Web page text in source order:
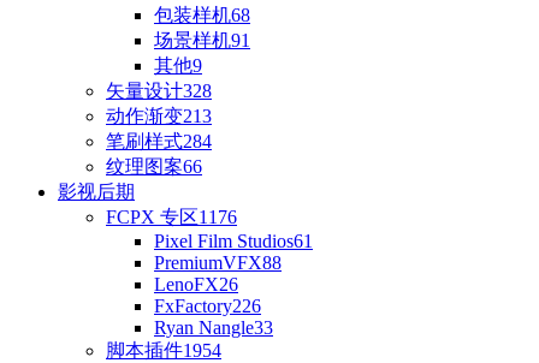
包装样机68
场景样机91
其他9
矢量设计328
动作渐变213
笔刷样式284
纹理图案66
影视后期
FCPX 专区1176
Pixel Film Studios61
PremiumVFX88
LenoFX26
FxFactory226
Ryan Nangle33
脚本插件1954